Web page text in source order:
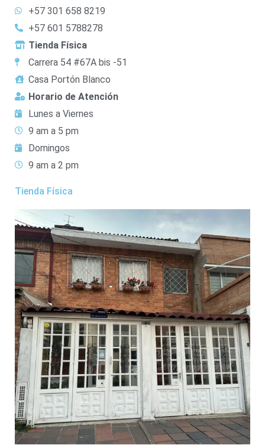
+57 301 658 8219
+57 601 5788278
Tienda Física
Carrera 54 #67A bis -51
Casa Portón Blanco
Horario de Atención
Lunes a Viernes
9 am a 5 pm
Domingos
9 am a 2 pm
Tienda Física